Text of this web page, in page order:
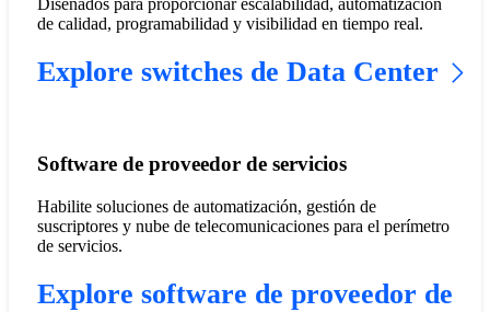
de calidad, programabilidad y visibilidad en tiempo real.
Explore switches de Data Center
Software de proveedor de servicios
Habilite soluciones de automatización, gestión de
suscriptores y nube de telecomunicaciones para el perímetro
de servicios.
Explore software de proveedor de